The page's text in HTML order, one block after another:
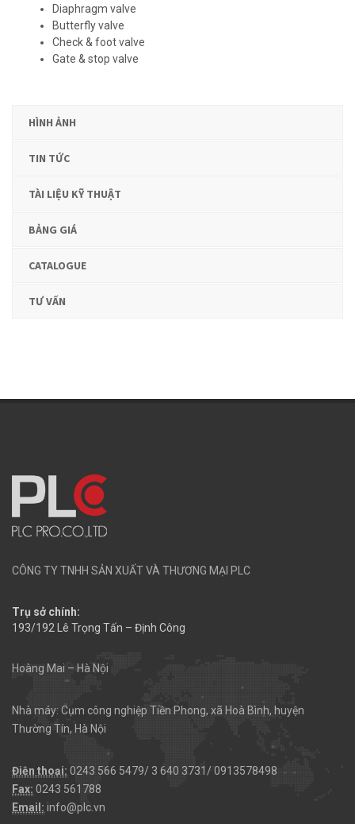
Diaphragm valve
Butterfly valve
Check & foot valve
Gate & stop valve
HÌNH ẢNH
TIN TỨC
TÀI LIỆU KỸ THUẬT
BẢNG GIÁ
CATALOGUE
TƯ VẤN
CÔNG TY TNHH SẢN XUẤT VÀ THƯƠNG MẠI PLC
Trụ sở chính:
193/192 Lê Trọng Tấn – Định Công
Hoàng Mai – Hà Nội
Nhà máy: Cụm công nghiệp Tiền Phong, xã Hoà Bình, huyện
Thường Tín, Hà Nội
Điện thoại: 0243 566 5479/ 3 640 3731/ 0913578498
Fax: 0243 561788
Email: info@plc.vn